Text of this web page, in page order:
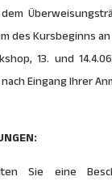
des Kursbeginns
13. und
Eingang Ihrer
Sie eine